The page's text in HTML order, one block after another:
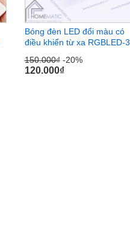
Bóng đèn LED đổi màu có
điều khiển từ xa RGBLED-3
150.000₫-20%
120.000₫
150.000₫ -20%
120.000₫